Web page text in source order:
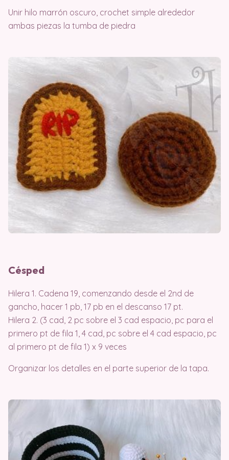
Unir hilo marrón oscuro, crochet simple alrededor
ambas piezas la tumba de piedra
Césped
Hilera 1. Cadena 19, comenzando desde el 2nd de
gancho, hacer 1 pb, 17 pb en el descanso 17 pt.
Hilera 2. (3 cad, 2 pc sobre el 3 cad espacio, pc para el
primero pt de fila 1, 4 cad, pc sobre el 4 cad espacio, pc
al primero pt de fila 1) x 9 veces
Organizar los detalles en el parte superior de la tapa.